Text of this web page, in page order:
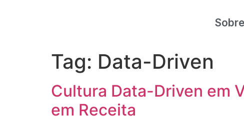
Sobre
Tag: Data-Driven
Cultura Data-Driven em
em Receita